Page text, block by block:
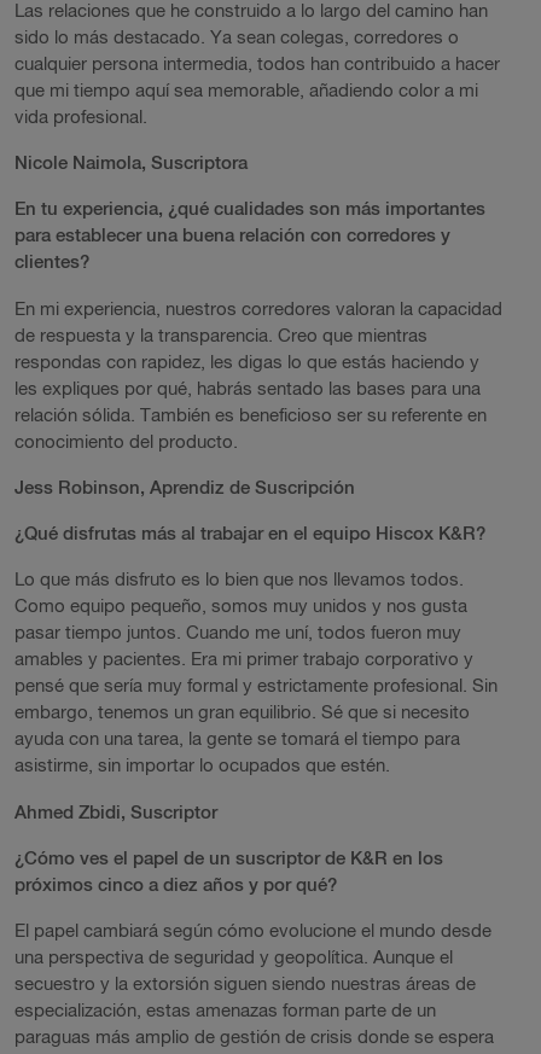
Las relaciones que he construido a lo largo del camino han
sido lo más destacado. Ya sean colegas, corredores o
cualquier persona intermedia, todos han contribuido a hacer
que mi tiempo aquí sea memorable, añadiendo color a mi
vida profesional.
Nicole Naimola, Suscriptora
En tu experiencia, ¿qué cualidades son más importantes
para establecer una buena relación con corredores y
clientes?
En mi experiencia, nuestros corredores valoran la capacidad
de respuesta y la transparencia. Creo que mientras
respondas con rapidez, les digas lo que estás haciendo y
les expliques por qué, habrás sentado las bases para una
relación sólida. También es beneficioso ser su referente en
conocimiento del producto.
Jess Robinson, Aprendiz de Suscripción
¿Qué disfrutas más al trabajar en el equipo Hiscox K&R?
Lo que más disfruto es lo bien que nos llevamos todos.
Como equipo pequeño, somos muy unidos y nos gusta
pasar tiempo juntos. Cuando me uní, todos fueron muy
amables y pacientes. Era mi primer trabajo corporativo y
pensé que sería muy formal y estrictamente profesional. Sin
embargo, tenemos un gran equilibrio. Sé que si necesito
ayuda con una tarea, la gente se tomará el tiempo para
asistirme, sin importar lo ocupados que estén.
Ahmed Zbidi, Suscriptor
¿Cómo ves el papel de un suscriptor de K&R en los
próximos cinco a diez años y por qué?
El papel cambiará según cómo evolucione el mundo desde
una perspectiva de seguridad y geopolítica. Aunque el
secuestro y la extorsión siguen siendo nuestras áreas de
especialización, estas amenazas forman parte de un
paraguas más amplio de gestión de crisis donde se espera